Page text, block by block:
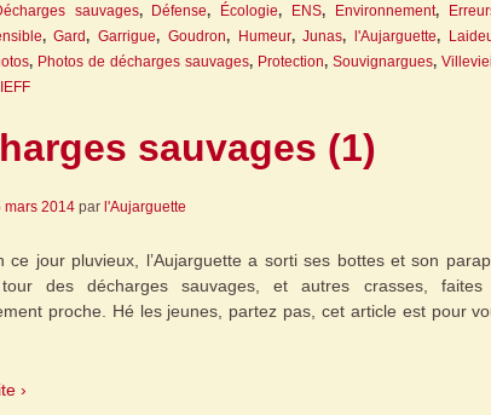
sauvages, Défense, Écologie, ENS, Environnement,
,Gard,Garrigue, Goudron, Humeur,Junas, l'Aujarguette,
, Photos de décharges sauvages, Protection,Souvignargues,
sauvages (1)
mars 2014 par l'Aujarguette
ce jour pluvieux, l’Aujarguette a sorti ses bottes et son
des décharges sauvages, et autres crasses,
proche. Hé les jeunes, partez pas, cet article est pour
›